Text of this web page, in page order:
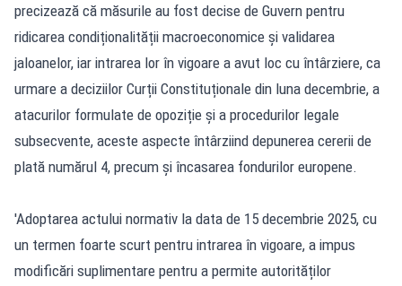
precizează că măsurile au fost decise de Guvern pentru
ridicarea condiționalității macroeconomice și validarea
jaloanelor, iar intrarea lor în vigoare a avut loc cu întârziere, ca
urmare a deciziilor Curții Constituționale din luna decembrie, a
atacurilor formulate de opoziție și a procedurilor legale
subsecvente, aceste aspecte întârziind depunerea cererii de
plată numărul 4, precum și încasarea fondurilor europene.
'Adoptarea actului normativ la data de 15 decembrie 2025, cu
un termen foarte scurt pentru intrarea în vigoare, a impus
modificări suplimentare pentru a permite autorităților